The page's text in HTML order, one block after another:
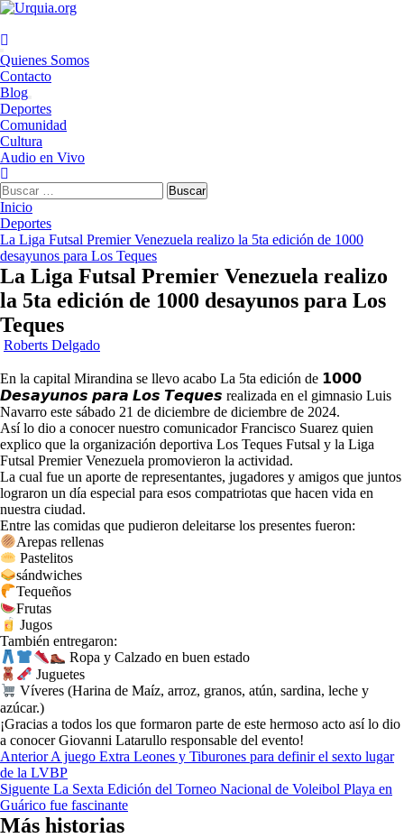
Saltar
contenido
Menú
principal
Quienes Somos
Contacto
Blog
Deportes
Comunidad
Cultura
Audio en Vivo
Buscar:
Inicio
Deportes
La Liga Futsal Premier Venezuela realizo la 5ta edición de 1000
desayunos para Los Teques
La Liga Futsal Premier Venezuela realizo
la 5ta edición de 1000 desayunos para Los
Teques
Roberts Delgado
En la capital Mirandina se llevo acabo La 5ta edición de 𝟭𝟬𝟬𝟬
𝘿𝙚𝙨𝙖𝙮𝙪𝙣𝙤𝙨 𝙥𝙖𝙧𝙖 𝙇𝙤𝙨 𝙏𝙚𝙦𝙪𝙚𝙨 realizada en el gimnasio Luis
Navarro este sábado 21 de diciembre de diciembre de 2024.
Así lo dio a conocer nuestro comunicador Francisco Suarez quien
explico que la organización deportiva Los Teques Futsal y la Liga
Futsal Premier Venezuela promovieron la actividad.
La cual fue un aporte de representantes, jugadores y amigos que juntos
lograron un día especial para esos compatriotas que hacen vida en
nuestra ciudad.
Entre las comidas que pudieron deleitarse los presentes fueron:
Arepas rellenas
Pastelitos
sándwiches
Tequeños
Frutas
Jugos
También entregaron:
Ropa y Calzado en buen estado
Juguetes
Víveres (Harina de Maíz, arroz, granos, atún, sardina, leche y
azúcar.)
¡Gracias a todos los que formaron parte de este hermoso acto así lo dio
a conocer Giovanni Latarullo responsable del evento!
Navegación
de
entradas
AnteriorA juego Extra Leones y Tiburones para definir el sexto lugar
de la LVBP
Siguente La Sexta Edición del Torneo Nacional de Voleibol Playa en
Guárico fue fascinante
Más historias